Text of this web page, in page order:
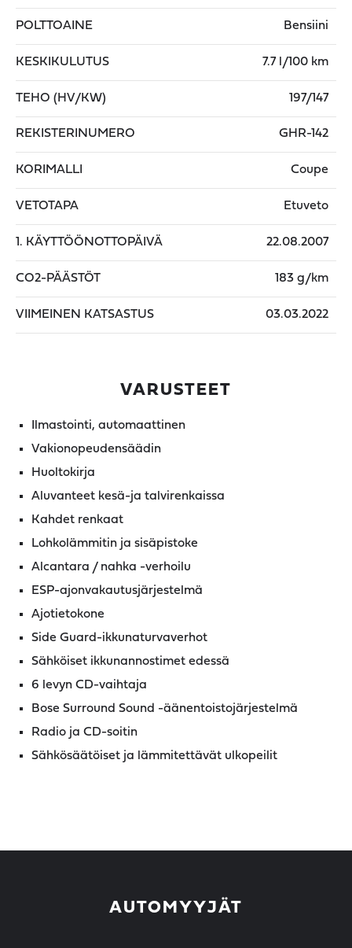
POLTTOAINE Bensiini
KESKIKULUTUS 7.7 l/100 km
TEHO (HV/KW) 197/147
REKISTERINUMERO GHR-142
KORIMALLI Coupe
VETOTAPA Etuveto
1. KÄYTTÖÖNOTTOPÄIVÄ 22.08.2007
CO2-PÄÄSTÖT 183 g/km
VIIMEINEN KATSASTUS 03.03.2022
VARUSTEET
Ilmastointi, automaattinen
Vakionopeudensäädin
Huoltokirja
Aluvanteet kesä-ja talvirenkaissa
Kahdet renkaat
Lohkolämmitin ja sisäpistoke
Alcantara / nahka -verhoilu
ESP-ajonvakautusjärjestelmä
Ajotietokone
Side Guard-ikkunaturvaverhot
Sähköiset ikkunannostimet edessä
6 levyn CD-vaihtaja
Bose Surround Sound -äänentoistojärjestelmä
Radio ja CD-soitin
Sähkösäätöiset ja lämmitettävät ulkopeilit
AUTOMYYJÄT